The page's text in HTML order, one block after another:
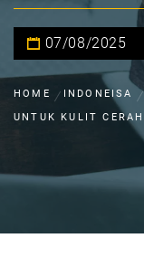
07/08/2025
HOME INDONEISA
UNTUK KULIT